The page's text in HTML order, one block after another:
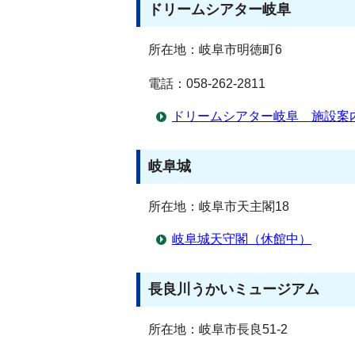
ドリームシアター岐阜
所在地：岐阜市明徳町6
電話：058-262-2811
ドリームシアター岐阜 施設案
岐阜城
所在地：岐阜市天主閣18
岐阜城天守閣（休館中）
長良川うかいミュージアム
所在地：岐阜市長良51-2